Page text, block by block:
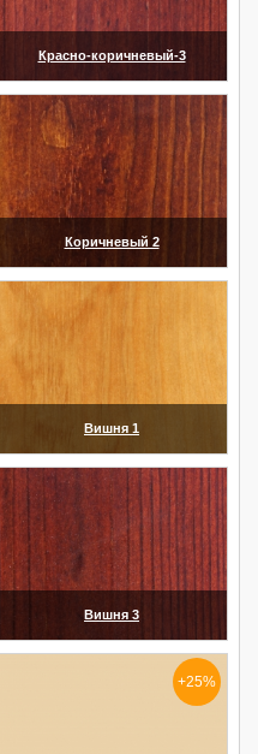
Красно-коричневый-3
Коричневый 2
Вишня 1
Вишня 3
+25%